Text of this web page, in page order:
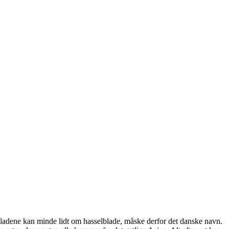
kan minde lidt om hasselblade, måske derfor det danske navn.